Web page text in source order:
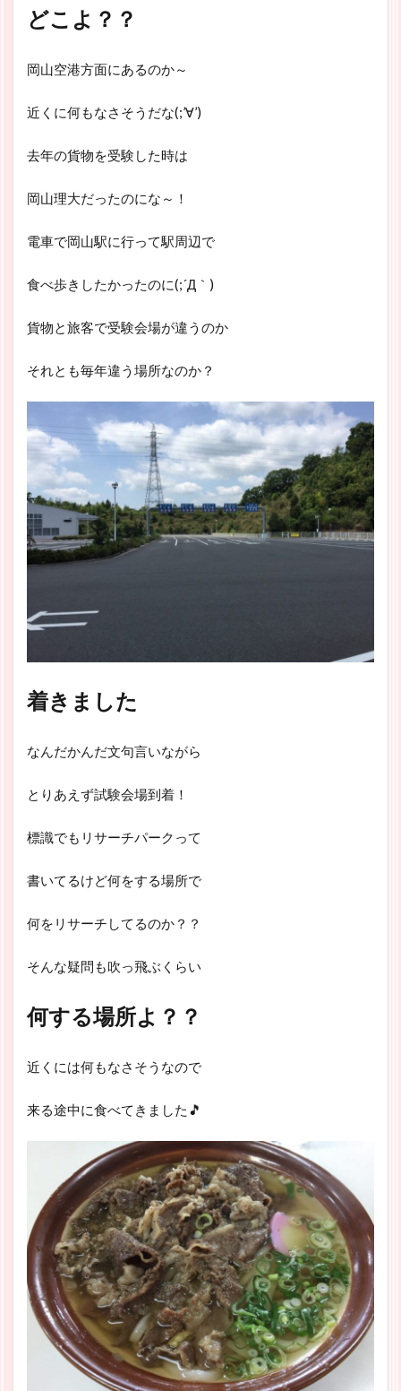
どこよ？？
岡山空港方面にあるのか～
近くに何もなさそうだな(;’∀’)
去年の貨物を受験した時は
岡山理大だったのにな～！
電車で岡山駅に行って駅周辺で
食べ歩きしたかったのに(;´Д｀)
貨物と旅客で受験会場が違うのか
それとも毎年違う場所なのか？
着きました
なんだかんだ文句言いながら
とりあえず試験会場到着！
標識でもリサーチパークって
書いてるけど何をする場所で
何をリサーチしてるのか？？
そんな疑問も吹っ飛ぶくらい
何する場所よ？？
近くには何もなさそうなので
来る途中に食べてきました🎵